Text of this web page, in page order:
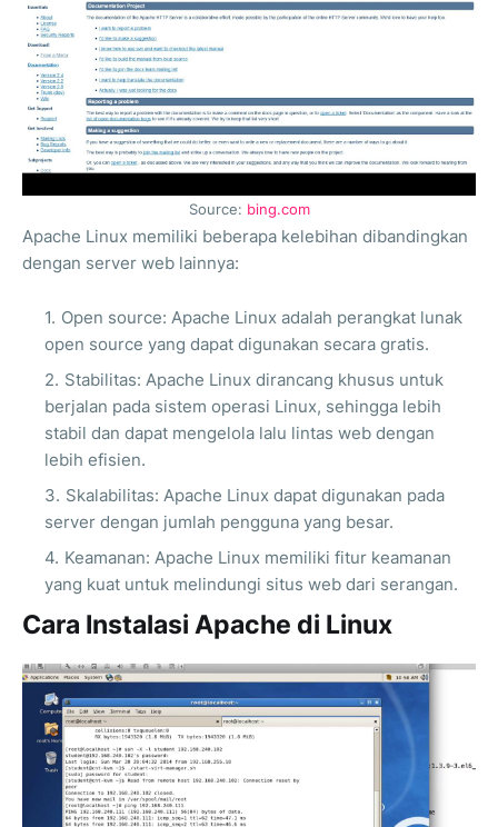
Source: bing.com
Apache Linux memiliki beberapa kelebihan dibandingkan
dengan server web lainnya:
Open source: Apache Linux adalah perangkat lunak
open source yang dapat digunakan secara gratis.
Stabilitas: Apache Linux dirancang khusus untuk
berjalan pada sistem operasi Linux, sehingga lebih
stabil dan dapat mengelola lalu lintas web dengan
lebih efisien.
Skalabilitas: Apache Linux dapat digunakan pada
server dengan jumlah pengguna yang besar.
Keamanan: Apache Linux memiliki fitur keamanan
yang kuat untuk melindungi situs web dari serangan.
Cara Instalasi Apache di Linux